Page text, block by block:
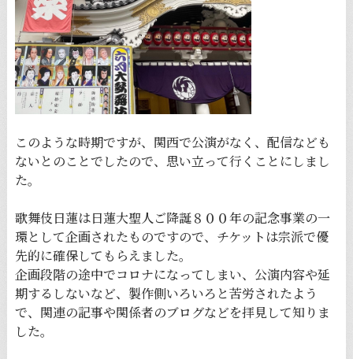
このような時期ですが、関西で公演がなく、配信なども
ないとのことでしたので、思い立って行くことにしまし
た。
歌舞伎日蓮は日蓮大聖人ご降誕８００年の記念事業の一
環として企画されたものですので、チケットは宗派で優
先的に確保してもらえました。
企画段階の途中でコロナになってしまい、公演内容や延
期するしないなど、製作側いろいろと苦労されたよう
で、関連の記事や関係者のブログなどを拝見して知りま
した。